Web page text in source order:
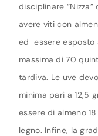
disciplinare
avere viti con
ed essere esposto
massima di 70
tardiva. Le uve
minima pari a 12,5
essere di almeno
legno. Infine, la